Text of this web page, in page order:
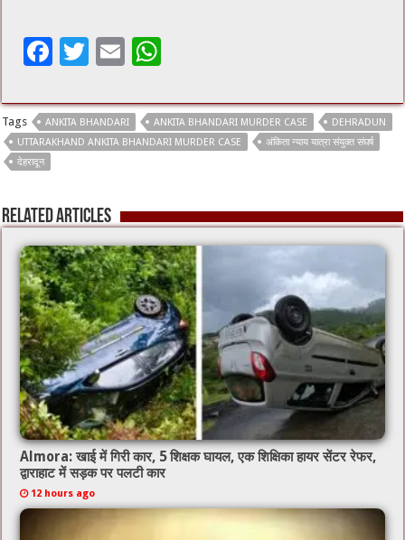
F
e
b
k
T
tt
er
E
ai
l
at
sA
Tags ANKITA BHANDARI ANKITA BHANDARI MURDER CASE
DEHRADUN
UTTARAKHAND ANKITA BHANDARI MURDER CASE
अंकिता न्याय यात्रा संयुक्त संघर्ष
देहरादून
Related Articles
Almora: खाई में गिरी कार, 5 शिक्षक घायल, एक शिक्षिका हायर सेंटर रेफर,
द्वाराहाट में सड़क पर पलटी कार
12 hours ago